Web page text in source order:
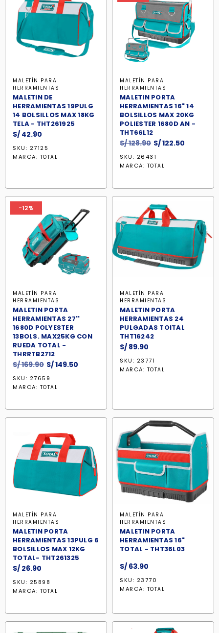
MALETÍN PARA
HERRAMIENTAS
MALETIN DE
HERRAMIENTAS 19PULG
14 BOLSILLOS MAX 18KG
TELA - THT261925
S/ 42.90
SKU: 27125
MARCA: TOTAL
MALETÍN PARA
HERRAMIENTAS
MALETIN PORTA
HERRAMIENTAS 16" 14
BOLSILLOS MAX 20KG
POLIESTER 1680D AN -
THT66L12
S/128.90 El
precio
original
S/122.50
SKU: 26431
MARCA: TOTAL
-12%
MALETÍN PARA
HERRAMIENTAS
MALETIN PORTA
HERRAMIENTAS 27''
1680D POLYESTER
13BOLS. MAX25KG CON
RUEDA TOTAL -
THRRTB2712
S/169.90 El
precio
original
S/149.50
SKU: 27659
MARCA: TOTAL
MALETÍN PARA
HERRAMIENTAS
MALETIN PORTA
HERRAMIENTAS 24
PULGADAS TOITAL
THT16242
S/ 89.90
SKU: 23771
MARCA: TOTAL
MALETÍN PARA
HERRAMIENTAS
MALETIN PORTA
HERRAMIENTAS 13PULG 6
BOLSILLOS MAX 12KG
TOTAL- THT261325
S/ 26.90
SKU: 25898
MARCA: TOTAL
MALETÍN PARA
HERRAMIENTAS
MALETIN PORTA
HERRAMIENTAS 16"
TOTAL - THT36L03
S/ 63.90
SKU: 23770
MARCA: TOTAL